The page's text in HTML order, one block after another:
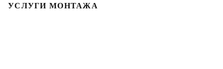
УСЛУГИ МОНТАЖА